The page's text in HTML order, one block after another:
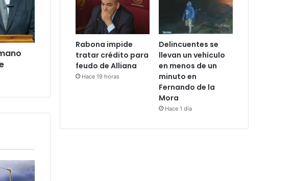
Rabona impide
tratar crédito para
feudo de Alliana
Hace 19 horas
Delincuentes se
llevan un vehículo
en menos de un
minuto en
Fernando de la
Mora
Hace 1 día